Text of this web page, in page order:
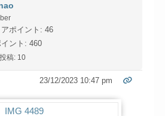
ポイント: 46
ント: 460
投稿: 10
23/12/2023 10:47 pm